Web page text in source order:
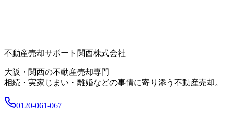
不動産売却サポート関西株式会社
大阪・関西の不動産売却専門
相続・実家じまい・離婚などの事情に寄り添う不動産売却。
0120-061-067